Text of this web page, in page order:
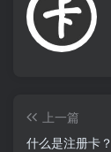
上一篇
什么是注册卡？